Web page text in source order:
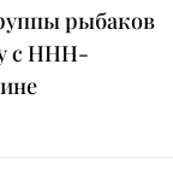
рыбаков
с ННН-